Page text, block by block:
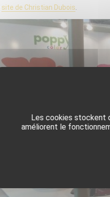
PIÈCES
OBJET
site de Christian Dubois
Les cookies stockent
améliorent le